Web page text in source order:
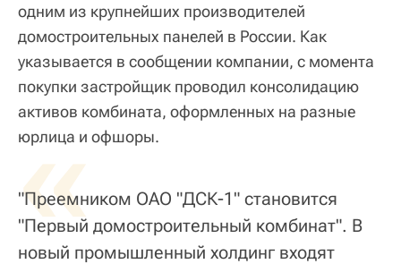
одним из крупнейших производителей
домостроительных панелей в России. Как
указывается в сообщении компании, с момента
покупки застройщик проводил консолидацию
активов комбината, оформленных на разные
юрлица и офшоры.
«
"Преемником ОАО "ДСК-1" становится
"Первый домостроительный комбинат". В
новый промышленный холдинг входят